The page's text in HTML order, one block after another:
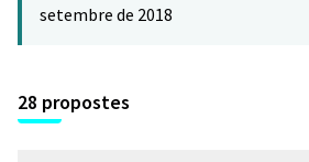
setembre de 2018
28 propostes